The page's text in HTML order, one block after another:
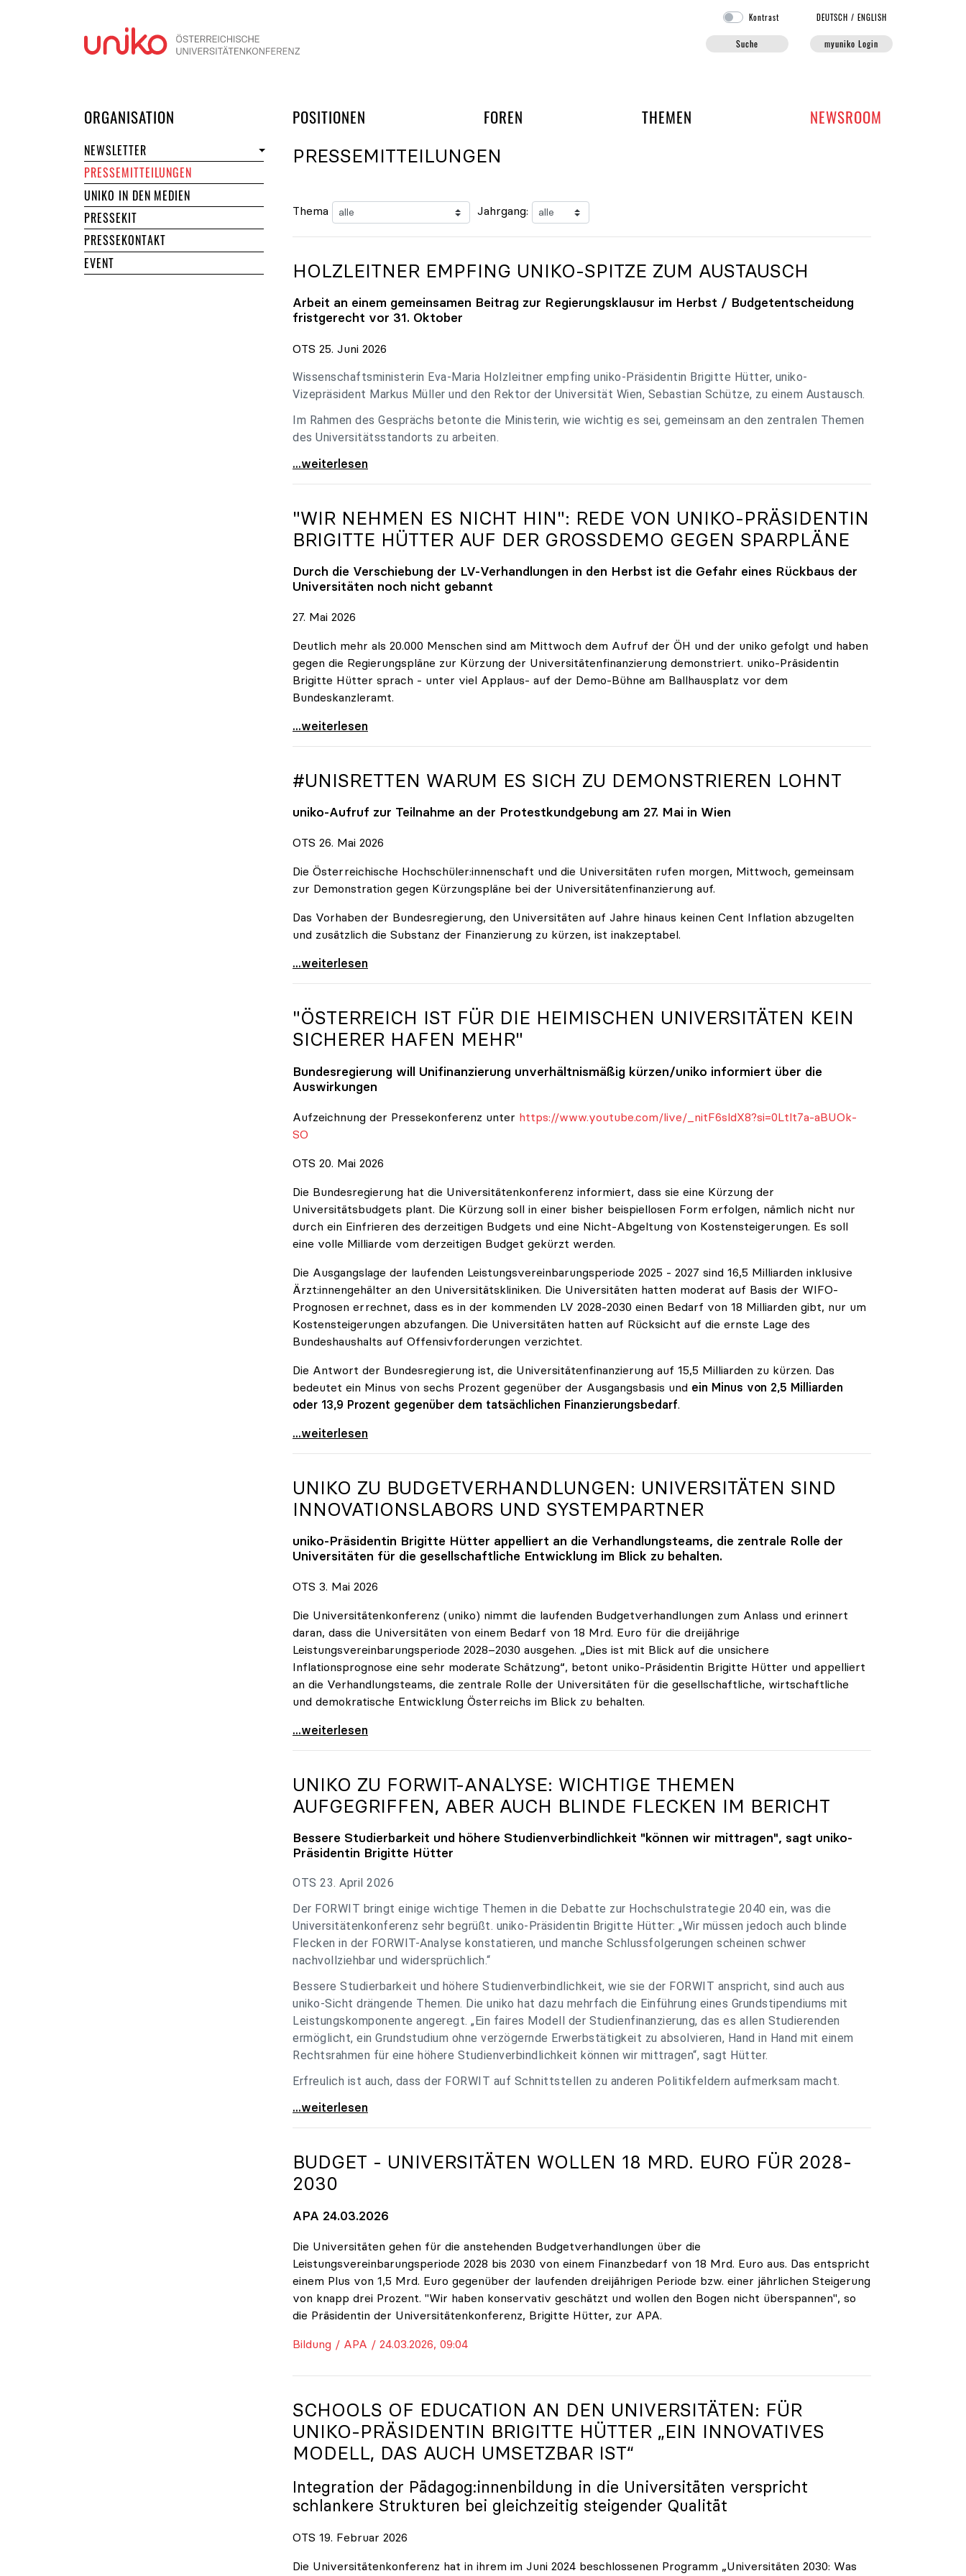
Kontrast DEUTSCH /ENGLISH
Suche myuniko Login
ORGANISATION POSITIONEN FOREN UND ARBEITSGRUPPEN DER UNIKO
THEMEN NEWSROOM
NEWSLETTER
PRESSEMITTEILUNGEN
UNIKO IN DEN MEDIEN
PRESSEKIT
PRESSEKONTAKT
EVENT
PRESSEMITTEILUNGEN
Thema Jahrgang:
HOLZLEITNER EMPFING UNIKO-SPITZE ZUM AUSTAUSCH
Arbeit an einem gemeinsamen Beitrag zur Regierungsklausur im Herbst / Budgetentscheidung
fristgerecht vor 31. Oktober
OTS 25. Juni 2026
Wissenschaftsministerin Eva-Maria Holzleitner empfing uniko-Präsidentin Brigitte Hütter, uniko-
Vizepräsident Markus Müller und den Rektor der Universität Wien, Sebastian Schütze, zu einem Austausch.
Im Rahmen des Gesprächs betonte die Ministerin, wie wichtig es sei, gemeinsam an den zentralen Themen
des Universitätsstandorts zu arbeiten.
Holzleitner empfing uniko-Spitze zum Austausch
...weiterlesen
"WIR NEHMEN ES NICHT HIN": REDE VON UNIKO-PRÄSIDENTIN
BRIGITTE HÜTTER AUF DER GROSSDEMO GEGEN SPARPLÄNE
Durch die Verschiebung der LV-Verhandlungen in den Herbst ist die Gefahr eines Rückbaus der
Universitäten noch nicht gebannt
27. Mai 2026
Deutlich mehr als 20.000 Menschen sind am Mittwoch dem Aufruf der ÖH und der uniko gefolgt und haben
gegen die Regierungspläne zur Kürzung der Universitätenfinanzierung demonstriert. uniko-Präsidentin
Brigitte Hütter sprach - unter viel Applaus- auf der Demo-Bühne am Ballhausplatz vor dem
Bundeskanzleramt.
\"Wir nehmen es nicht hin\": Rede von
...weiterlesen
#UNISRETTEN WARUM ES SICH ZU DEMONSTRIEREN LOHNT
uniko-Aufruf zur Teilnahme an der Protestkundgebung am 27. Mai in Wien
OTS 26. Mai 2026
Die Österreichische Hochschüler:innenschaft und die Universitäten rufen morgen, Mittwoch, gemeinsam
zur Demonstration gegen Kürzungspläne bei der Universitätenfinanzierung auf.
Das Vorhaben der Bundesregierung, den Universitäten auf Jahre hinaus keinen Cent Inflation abzugelten
und zusätzlich die Substanz der Finanzierung zu kürzen, ist inakzeptabel.
#UnisRetten Warum es sich zu demonstrieren lohnt
...weiterlesen
"ÖSTERREICH IST FÜR DIE HEIMISCHEN UNIVERSITÄTEN KEIN
SICHERER HAFEN MEHR"
Bundesregierung will Unifinanzierung unverhältnismäßig kürzen/uniko informiert über die
Auswirkungen
Aufzeichnung der Pressekonferenz unter https://www.youtube.com/live/_nitF6sldX8?si=0Ltlt7a-aBUOk-
SO
OTS 20. Mai 2026
Die Bundesregierung hat die Universitätenkonferenz informiert, dass sie eine Kürzung der
Universitätsbudgets plant. Die Kürzung soll in einer bisher beispiellosen Form erfolgen, nämlich nicht nur
durch ein Einfrieren des derzeitigen Budgets und eine Nicht-Abgeltung von Kostensteigerungen. Es soll
eine volle Milliarde vom derzeitigen Budget gekürzt werden.
Die Ausgangslage der laufenden Leistungsvereinbarungsperiode 2025 - 2027 sind 16,5 Milliarden inklusive
Ärzt:innengehälter an den Universitätskliniken. Die Universitäten hatten moderat auf Basis der WIFO-
Prognosen errechnet, dass es in der kommenden LV 2028-2030 einen Bedarf von 18 Milliarden gibt, nur um
Kostensteigerungen abzufangen. Die Universitäten hatten auf Rücksicht auf die ernste Lage des
Bundeshaushalts auf Offensivforderungen verzichtet.
Die Antwort der Bundesregierung ist, die Universitätenfinanzierung auf 15,5 Milliarden zu kürzen. Das
bedeutet ein Minus von sechs Prozent gegenüber der Ausgangsbasis und ein Minus von 2,5 Milliarden
oder 13,9 Prozent gegenüber dem tatsächlichen Finanzierungsbedarf.
\"Österreich ist für die heimischen Universitäten
...weiterlesen
UNIKO ZU BUDGETVERHANDLUNGEN: UNIVERSITÄTEN SIND
INNOVATIONSLABORS UND SYSTEMPARTNER
uniko-Präsidentin Brigitte Hütter appelliert an die Verhandlungsteams, die zentrale Rolle der
Universitäten für die gesellschaftliche Entwicklung im Blick zu behalten.
OTS 3. Mai 2026
Die Universitätenkonferenz (uniko) nimmt die laufenden Budgetverhandlungen zum Anlass und erinnert
daran, dass die Universitäten von einem Bedarf von 18 Mrd. Euro für die dreijährige
Leistungsvereinbarungsperiode 2028–2030 ausgehen. „Dies ist mit Blick auf die unsichere
Inflationsprognose eine sehr moderate Schätzung“, betont uniko-Präsidentin Brigitte Hütter und appelliert
an die Verhandlungsteams, die zentrale Rolle der Universitäten für die gesellschaftliche, wirtschaftliche
und demokratische Entwicklung Österreichs im Blick zu behalten.
uniko zu Budgetverhandlungen: Universitäten sind
...weiterlesen
UNIKO ZU FORWIT-ANALYSE: WICHTIGE THEMEN
AUFGEGRIFFEN, ABER AUCH BLINDE FLECKEN IM BERICHT
Bessere Studierbarkeit und höhere Studienverbindlichkeit "können wir mittragen", sagt uniko-
Präsidentin Brigitte Hütter
OTS 23. April 2026
Der FORWIT bringt einige wichtige Themen in die Debatte zur Hochschulstrategie 2040 ein, was die
Universitätenkonferenz sehr begrüßt. uniko-Präsidentin Brigitte Hütter: „Wir müssen jedoch auch blinde
Flecken in der FORWIT-Analyse konstatieren, und manche Schlussfolgerungen scheinen schwer
nachvollziehbar und widersprüchlich.“
Bessere Studierbarkeit und höhere Studienverbindlichkeit, wie sie der FORWIT anspricht, sind auch aus
uniko-Sicht drängende Themen. Die uniko hat dazu mehrfach die Einführung eines Grundstipendiums mit
Leistungskomponente angeregt. „Ein faires Modell der Studienfinanzierung, das es allen Studierenden
ermöglicht, ein Grundstudium ohne verzögernde Erwerbstätigkeit zu absolvieren, Hand in Hand mit einem
Rechtsrahmen für eine höhere Studienverbindlichkeit können wir mittragen“, sagt Hütter.
Erfreulich ist auch, dass der FORWIT auf Schnittstellen zu anderen Politikfeldern aufmerksam macht.
uniko zu FORWIT-Analyse: Wichtige Themen
...weiterlesen
BUDGET - UNIVERSITÄTEN WOLLEN 18 MRD. EURO FÜR 2028-
2030
APA 24.03.2026
Die Universitäten gehen für die anstehenden Budgetverhandlungen über die
Leistungsvereinbarungsperiode 2028 bis 2030 von einem Finanzbedarf von 18 Mrd. Euro aus. Das entspricht
einem Plus von 1,5 Mrd. Euro gegenüber der laufenden dreijährigen Periode bzw. einer jährlichen Steigerung
von knapp drei Prozent. "Wir haben konservativ geschätzt und wollen den Bogen nicht überspannen", so
die Präsidentin der Universitätenkonferenz, Brigitte Hütter, zur APA.
Bildung / APA / 24.03.2026, 09:04
SCHOOLS OF EDUCATION AN DEN UNIVERSITÄTEN: FÜR
UNIKO-PRÄSIDENTIN BRIGITTE HÜTTER „EIN INNOVATIVES
MODELL, DAS AUCH UMSETZBAR IST“
Integration der Pädagog:innenbildung in die Universitäten verspricht
schlankere Strukturen bei gleichzeitig steigender Qualität
OTS 19. Februar 2026
Die Universitätenkonferenz hat in ihrem im Juni 2024 beschlossenen Programm „Universitäten 2030: Was